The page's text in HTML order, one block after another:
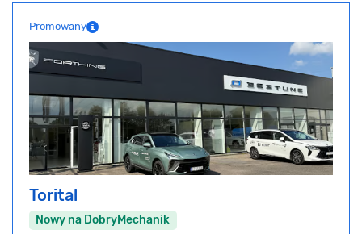
Promowany
Torital
Nowy na DobryMechanik